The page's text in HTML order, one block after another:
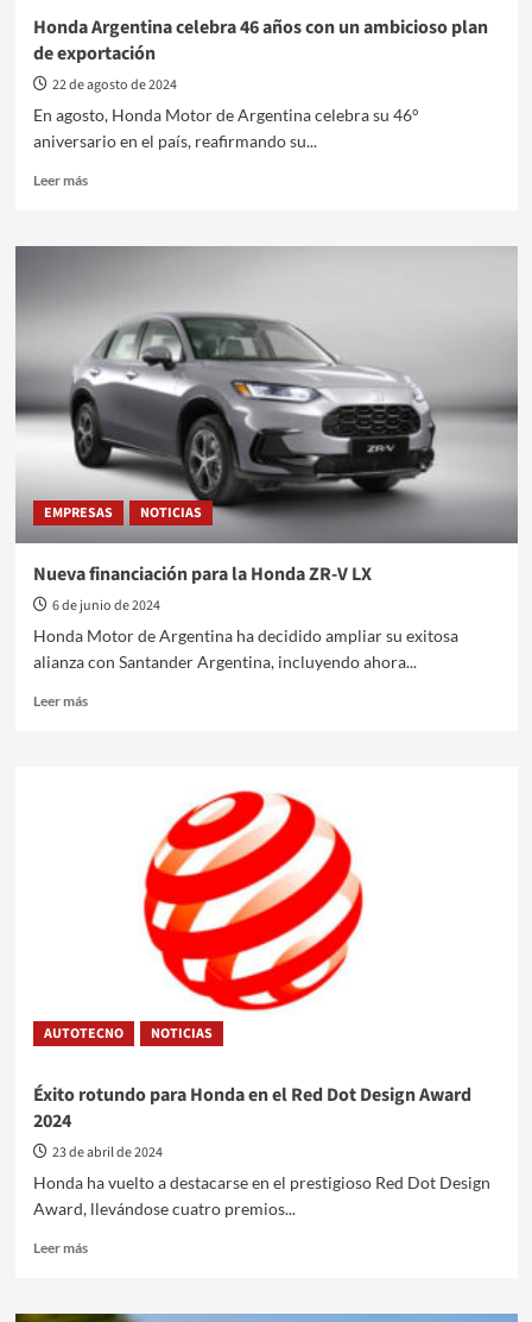
Honda Argentina celebra 46 años con un ambicioso plan
de exportación
22 de agosto de 2024
En agosto, Honda Motor de Argentina celebra su 46°
aniversario en el país, reafirmando su...
Leer másLeer
Honda
años
con
un
ambicioso
plan
de
exportación
EMPRESAS NOTICIAS
Nueva financiación para la Honda ZR-V LX
6 de junio de 2024
Honda Motor de Argentina ha decidido ampliar su exitosa
alianza con Santander Argentina, incluyendo ahora...
Leer másLeer
AUTOTECNO NOTICIAS
Éxito rotundo para Honda en el Red Dot Design Award
2024
23 de abril de 2024
Honda ha vuelto a destacarse en el prestigioso Red Dot Design
Award, llevándose cuatro premios...
Leer másLeer
Éxito